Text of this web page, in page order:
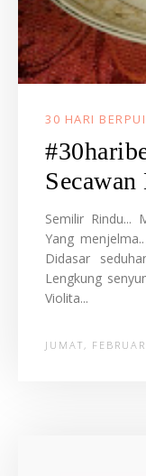
30 HARI
Semilir Rindu...
Yang
Didasar
Lengkung
Violita...
JUMAT,